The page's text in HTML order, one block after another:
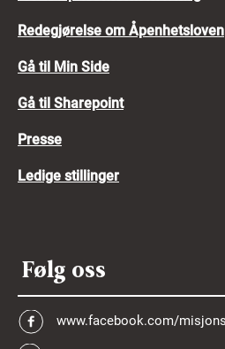
Redegjørelse om Åpenhetsloven
Gå til Min Side
Gå til Sharepoint
Presse
Ledige stillinger
Følg oss
www.facebook.com/